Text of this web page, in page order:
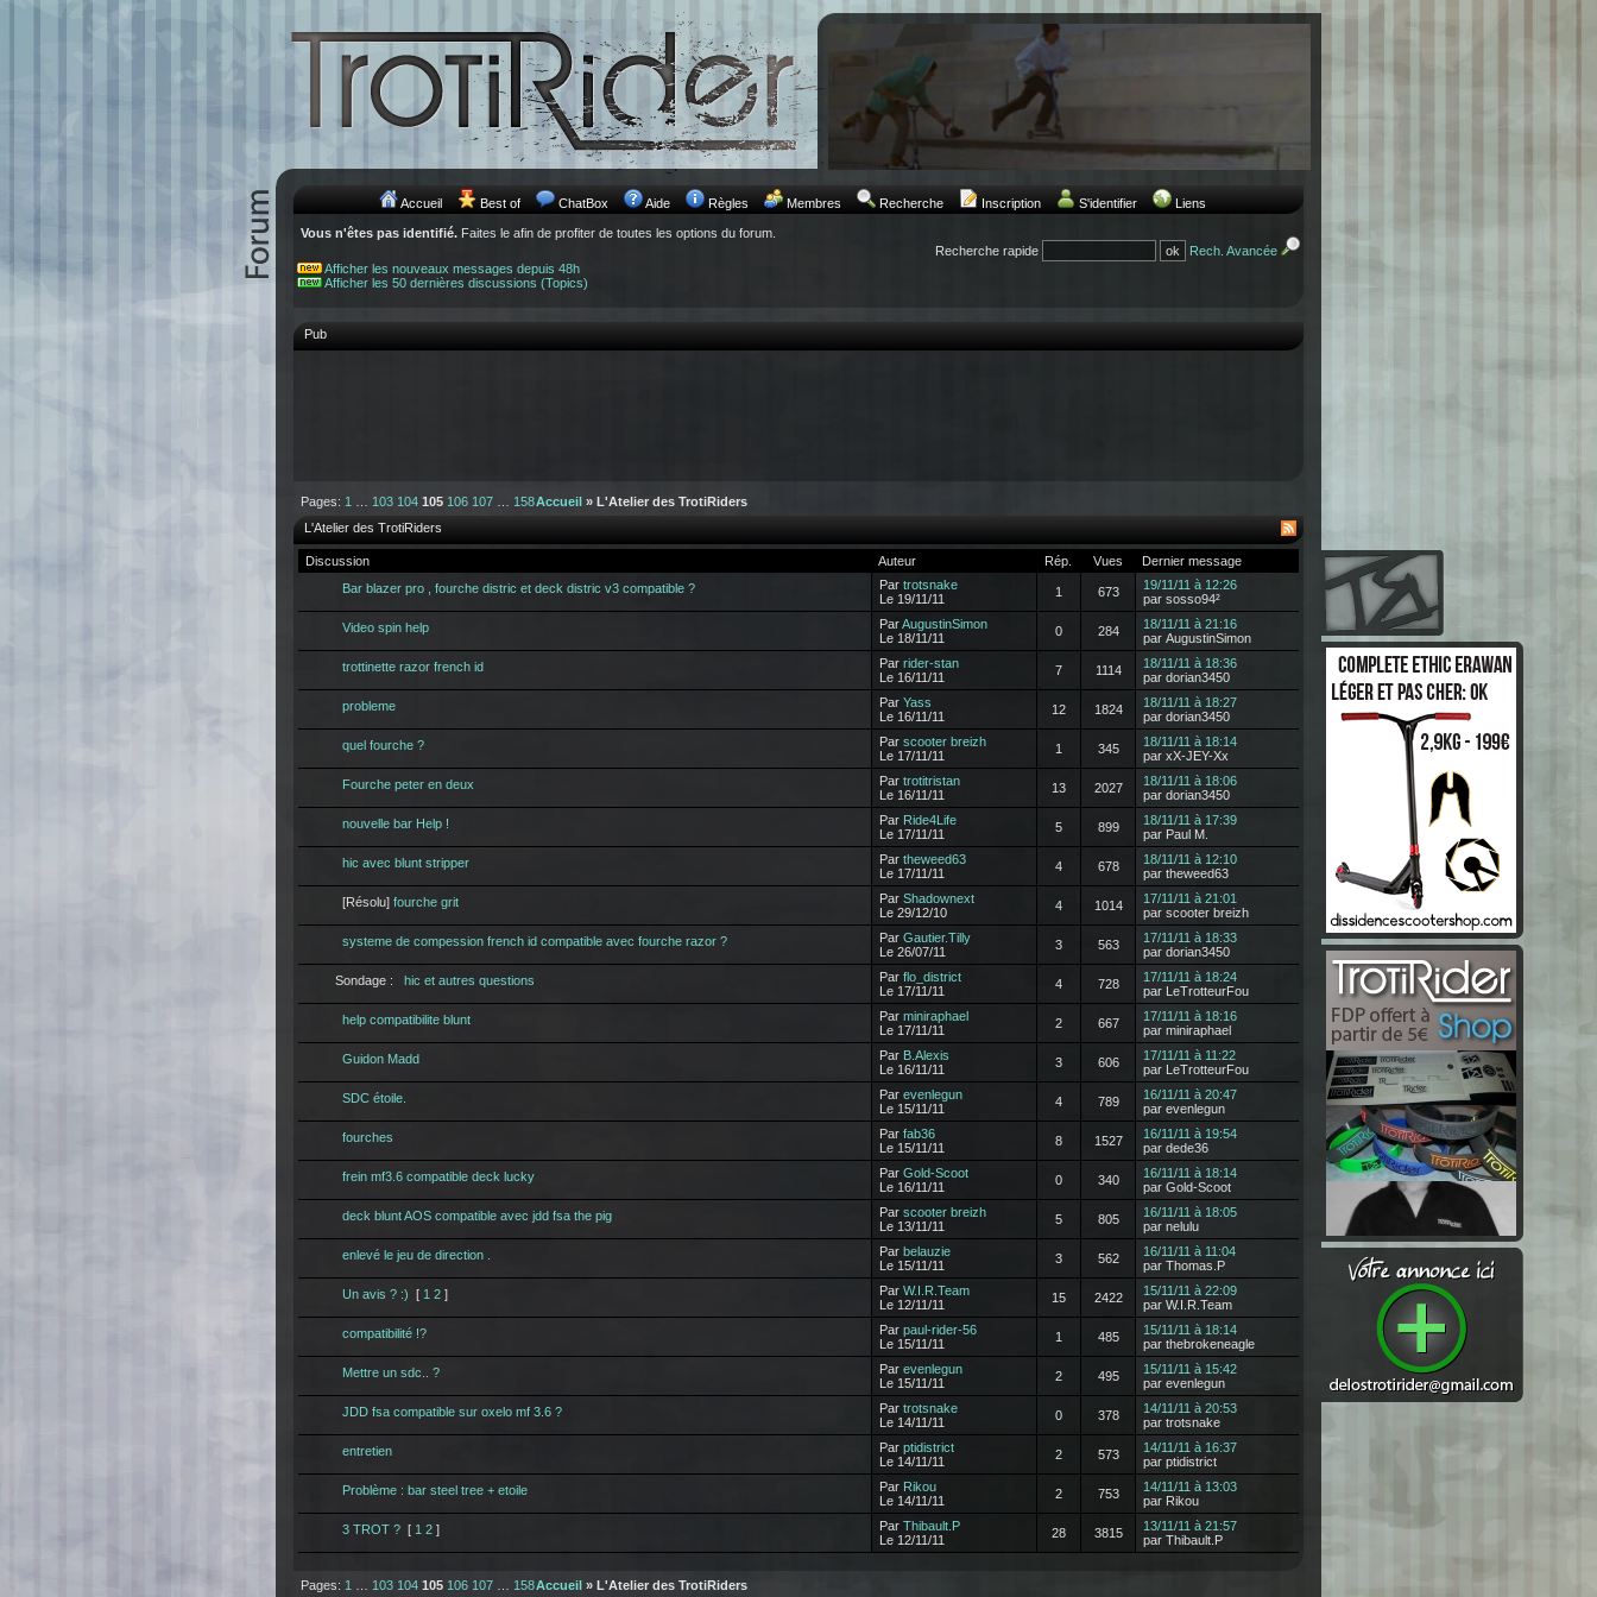
Accueil Best of ChatBox Aide Règles Membres Recherche Inscription S'identifier Liens
Vous n'êtes pas identifié. Faites le afin de profiter de toutes les options du forum.
Recherche rapide
Rech. Avancée
Afficher les nouveaux messages depuis 48h
Afficher les 50 dernières discussions (Topics)
Pub
Pages: 1 103 104 105 106 107 158Accueil » L'Atelier des TrotiRiders
L'Atelier des TrotiRiders
Discussion Auteur Rép. Vues
Dernier message
Bar blazer pro , fourche distric et deck distric v3 compatible ?
Par trotsnake
Le 19/11/11
1 673
19/11/11 à 12:26
par sosso94²
Video spin help
ParAugustinSimon
Le 18/11/11
0 284
18/11/11 à 21:16
par AugustinSimon
trottinette razor french id
Par rider-stan
Le 16/11/11
7 1114
18/11/11 à 18:36
par dorian3450
probleme
Par Yass
Le 16/11/11
12 1824
18/11/11 à 18:27
par dorian3450
quel fourche ?
Par scooter breizh
Le 17/11/11
1 345
18/11/11 à 18:14
par xX-JEY-Xx
Fourche peter en deux
Par trotitristan
Le 16/11/11
13 2027
18/11/11 à 18:06
par dorian3450
nouvelle bar Help !
Par Ride4Life
Le 17/11/11
5 899
18/11/11 à 17:39
par Paul M.
hic avec blunt stripper
Par theweed63
Le 17/11/11
4 678
18/11/11 à 12:10
par theweed63
[Résolu]fourche grit Par Shadownext
Le 29/12/10
4 1014
17/11/11 à 21:01
par scooter breizh
systeme de compession french id compatible avec fourche razor ?
Par Gautier.Tilly
Le 26/07/11
3 563
17/11/11 à 18:33
par dorian3450
Sondage :hic et autres questions Par flo_district
Le 17/11/11
4 728
17/11/11 à 18:24
par LeTrotteurFou
help compatibilite blunt
Par miniraphael
Le 17/11/11
2 667
17/11/11 à 18:16
par miniraphael
Guidon Madd
Par B.Alexis
Le 16/11/11
3 606
17/11/11 à 11:22
par LeTrotteurFou
SDC étoile.
Par evenlegun
Le 15/11/11
4 789
16/11/11 à 20:47
par evenlegun
fourches
Par fab36
Le 15/11/11
8 1527
16/11/11 à 19:54
par dede36
frein mf3.6 compatible deck lucky
Par Gold-Scoot
Le 16/11/11
0 340
16/11/11 à 18:14
par Gold-Scoot
deck blunt AOS compatible avec jdd fsa the pig
Par scooter breizh
Le 13/11/11
5 805
16/11/11 à 18:05
par nelulu
enlevé le jeu de direction .
Par belauzie
Le 15/11/11
3 562
16/11/11 à 11:04
par Thomas.P
Un avis ? :) [ 1 2 ] Par W.I.R.Team
Le 12/11/11
15 2422
15/11/11 à 22:09
par W.I.R.Team
compatibilité !?
Par paul-rider-56
Le 15/11/11
1 485
15/11/11 à 18:14
par thebrokeneagle
Mettre un sdc.. ?
Par evenlegun
Le 15/11/11
2 495
15/11/11 à 15:42
par evenlegun
JDD fsa compatible sur oxelo mf 3.6 ?
Par trotsnake
Le 14/11/11
0 378
14/11/11 à 20:53
par trotsnake
entretien
Par ptidistrict
Le 14/11/11
2 573
14/11/11 à 16:37
par ptidistrict
Problème : bar steel tree + etoile
Par Rikou
Le 14/11/11
2 753
14/11/11 à 13:03
par Rikou
3 TROT ? [ 1 2 ] Par Thibault.P
Le 12/11/11
28 3815
13/11/11 à 21:57
par Thibault.P
Pages: 1 103 104 105 106 107 158Accueil » L'Atelier des TrotiRiders